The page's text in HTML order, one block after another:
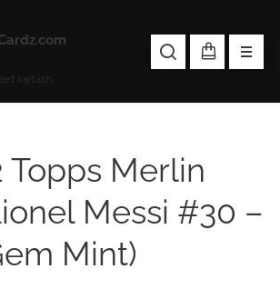
kartách.
Topps Merlin
Messi #30 –
Mint)